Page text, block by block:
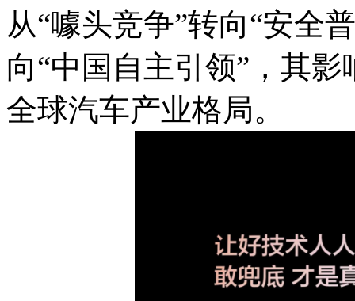
从“噱头竞争”转向“安全
向“中国自主引领”，其
全球汽车产业格局。